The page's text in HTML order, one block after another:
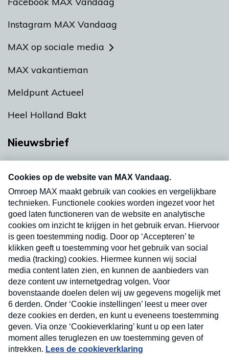
Instagram MAX Vandaag
MAX op sociale media
MAX vakantieman
Meldpunt Actueel
Heel Holland Bakt
Nieuwsbrief
nieuwsbrief. Elke vrijdag- en dinsdagochtend in
uw mailbox.
Verzend
Nieuwsbrief
Neem hier een gratis abonnement op onze
nieuwsbrief. Elke vrijdag- en dinsdagochtend in uw